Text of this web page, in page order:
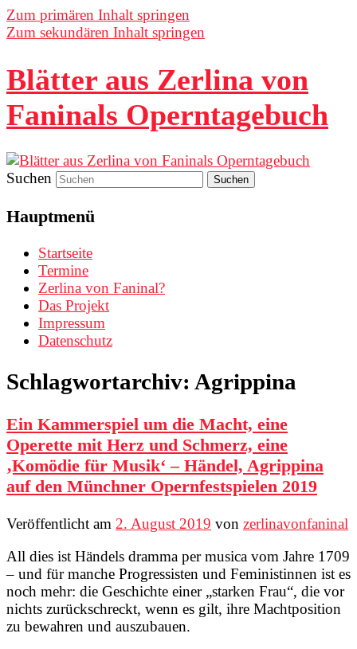
Zum primären Inhalt springen
Zum sekundären Inhalt springen
Blätter aus Zerlina von
Faninals Operntagebuch
Suchen
Hauptmenü
Startseite
Termine
Zerlina von Faninal?
Das Projekt
Impressum
Datenschutz
Schlagwortarchiv: Agrippina
Ein Kammerspiel um die Macht, eine
Operette mit Herz und Schmerz, eine
‚Komödie für Musik‘ – Händel, Agrippina
auf den Münchner Opernfestspielen 2019
Veröffentlicht am 2. August 2019 von zerlinavonfaninal
All dies ist Händels dramma per musica vom Jahre 1709
– und für manche Progressisten und Feministinnen ist es
noch mehr: die Geschichte einer „starken Frau“, die vor
nichts zurückschreckt, wenn es gilt, ihre Machtposition
zu bewahren und auszubauen.